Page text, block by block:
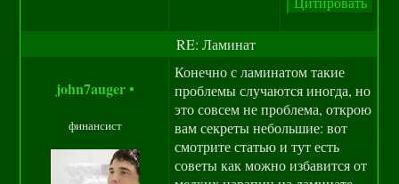
RE: Ламинат
john7auger•
финансист
Конечно с ламинатом такие
проблемы случаются иногда, но
это совсем не проблема, открою
вам секреты небольшие: вот
смотрите статью и тут есть
советы как можно избавится от